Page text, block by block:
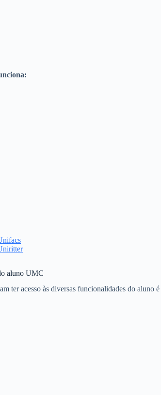
aluno UMC
ter acesso às diversas funcionalidades do aluno